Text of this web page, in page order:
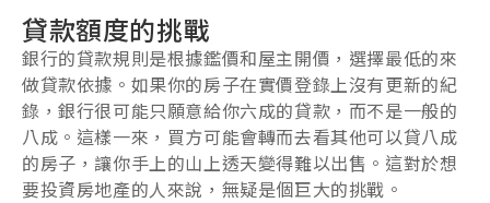
貸款額度的挑戰
銀行的貸款規則是根據鑑價和屋主開價，選擇最低的來
做貸款依據。如果你的房子在實價登錄上沒有更新的紀
錄，銀行很可能只願意給你六成的貸款，而不是一般的
八成。這樣一來，買方可能會轉而去看其他可以貸八成
的房子，讓你手上的山上透天變得難以出售。這對於想
要投資房地產的人來說，無疑是個巨大的挑戰。